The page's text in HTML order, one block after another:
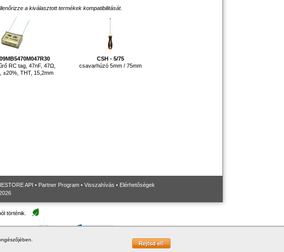
a kiválasztott termékek kompatibilitását.
RC tag, 47nF, 47Ω,
±20%, THT, 15,2mm
CSH - 5/75
csavarhúzó 5mm / 75mm
API • Partner Program • Visszahívás • Elérhetőségek
történik.